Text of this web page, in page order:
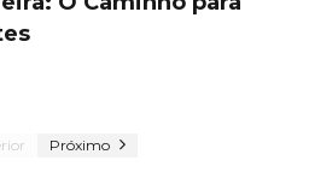
Próximo